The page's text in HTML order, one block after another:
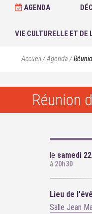
AGENDA
VIE CULTURELLE ET DE
Accueil/Agenda /
Réunion
le samedi
à 20h30
Lieu de
Salle Jean